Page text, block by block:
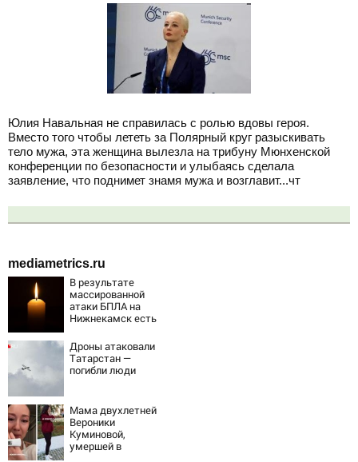
Юлия Навальная не справилась с ролью вдовы героя.
Вместо того чтобы лететь за Полярный круг разыскивать
тело мужа, эта женщина вылезла на трибуну Мюнхенской
конференции по безопасности и улыбаясь сделала
заявление, что поднимет знамя мужа и возглавит...чт
mediametrics.ru
В результате
массированной
атаки БПЛА на
Нижнекамск есть
Дроны атаковали
Татарстан —
погибли люди
Мама двухлетней
Вероники
Куминовой,
умершей в